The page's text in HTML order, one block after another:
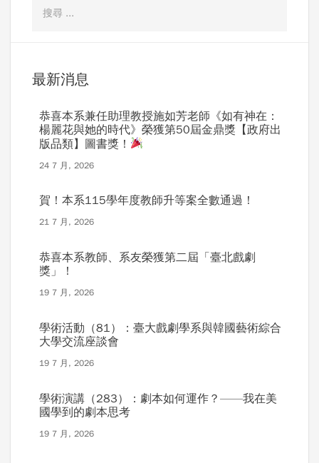
最新消息
恭喜本系兼任助理教授施如芳老師《如有神在：
楊麗花與她的時代》榮獲第50屆金鼎獎【政府出
版品類】圖書獎！
24 7 月, 2026
賀！本系115學年度教師升等案全數通過！
21 7 月, 2026
恭喜本系教師、系友榮獲第二屆「臺北戲劇
獎」！
19 7 月, 2026
學術活動（81）：臺大戲劇學系與韓國藝術綜合
大學交流座談會
19 7 月, 2026
學術演講（283）：劇本如何運作？——我在美
國學到的劇本思考
19 7 月, 2026